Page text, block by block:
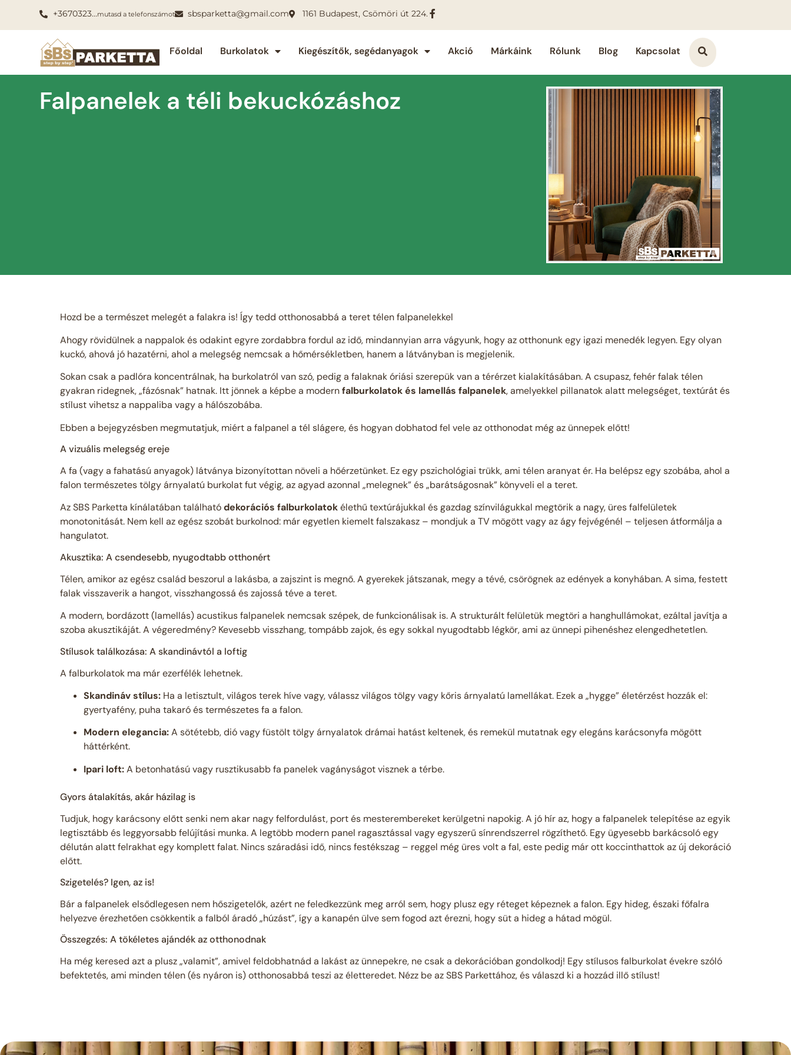
+3670323…mutasd a telefonszámot sbsparketta@gmail.com 1161 Budapest, Csömöri út 224.
Főoldal Burkolatok Kiegészítők, segédanyagok Akció Márkáink Rólunk Blog Kapcsolat
Falpanelek a téli bekuckózáshoz
Hozd be a természet melegét a falakra is! Így tedd otthonosabbá a teret télen falpanelekkel
Ahogy rövidülnek a nappalok és odakint egyre zordabbra fordul az idő, mindannyian arra vágyunk, hogy az otthonunk egy igazi menedék legyen. Egy olyan
kuckó, ahová jó hazatérni, ahol a melegség nemcsak a hőmérsékletben, hanem a látványban is megjelenik.
Sokan csak a padlóra koncentrálnak, ha burkolatról van szó, pedig a falaknak óriási szerepük van a térérzet kialakításában. A csupasz, fehér falak télen
gyakran ridegnek, „fázósnak” hatnak. Itt jönnek a képbe a modernfalburkolatok és lamellás falpanelek, amelyekkel pillanatok alatt melegséget, textúrát és
stílust vihetsz a nappaliba vagy a hálószobába.
Ebben a bejegyzésben megmutatjuk, miért a falpanel a tél slágere, és hogyan dobhatod fel vele az otthonodat még az ünnepek előtt!
A vizuális melegség ereje
A fa (vagy a fahatású anyagok) látványa bizonyítottan növeli a hőérzetünket. Ez egy pszichológiai trükk, ami télen aranyat ér. Ha belépsz egy szobába, ahol a
falon természetes tölgy árnyalatú burkolat fut végig, az agyad azonnal „melegnek” és „barátságosnak” könyveli el a teret.
Az SBS Parketta kínálatában találhatódekorációs falburkolatokélethű textúrájukkal és gazdag színvilágukkal megtörik a nagy, üres falfelületek
monotonitását. Nem kell az egész szobát burkolnod: már egyetlen kiemelt falszakasz – mondjuk a TV mögött vagy az ágy fejvégénél – teljesen átformálja a
hangulatot.
Akusztika: A csendesebb, nyugodtabb otthonért
Télen, amikor az egész család beszorul a lakásba, a zajszint is megnő. A gyerekek játszanak, megy a tévé, csörögnek az edények a konyhában. A sima, festett
falak visszaverik a hangot, visszhangossá és zajossá téve a teret.
A modern, bordázott (lamellás) acustikus falpanelek nemcsak szépek, de funkcionálisak is. A strukturált felületük megtöri a hanghullámokat, ezáltal javítja a
szoba akusztikáját. A végeredmény? Kevesebb visszhang, tompább zajok, és egy sokkal nyugodtabb légkör, ami az ünnepi pihenéshez elengedhetetlen.
Stílusok találkozása: A skandinávtól a loftig
A falburkolatok ma már ezerfélék lehetnek.
Skandináv stílus: Ha a letisztult, világos terek híve vagy, válassz világos tölgy vagy kőris árnyalatú lamellákat. Ezek a „hygge” életérzést hozzák el:
gyertyafény, puha takaró és természetes fa a falon.
Modern elegancia:A sötétebb, dió vagy füstölt tölgy árnyalatok drámai hatást keltenek, és remekül mutatnak egy elegáns karácsonyfa mögött
háttérként.
Ipari loft:A betonhatású vagy rusztikusabb fa panelek vagányságot visznek a térbe.
Gyors átalakítás, akár házilag is
Tudjuk, hogy karácsony előtt senki nem akar nagy felfordulást, port és mesterembereket kerülgetni napokig. A jó hír az, hogy a falpanelek telepítése az egyik
legtisztább és leggyorsabb felújítási munka. A legtöbb modern panel ragasztással vagy egyszerű sínrendszerrel rögzíthető. Egy ügyesebb barkácsoló egy
délután alatt felrakhat egy komplett falat. Nincs száradási idő, nincs festékszag – reggel még üres volt a fal, este pedig már ott koccinthattok az új dekoráció
előtt.
Szigetelés? Igen, az is!
Bár a falpanelek elsődlegesen nem hőszigetelők, azért ne feledkezzünk meg arról sem, hogy plusz egy réteget képeznek a falon. Egy hideg, északi főfalra
helyezve érezhetően csökkentik a falból áradó „húzást”, így a kanapén ülve sem fogod azt érezni, hogy süt a hideg a hátad mögül.
Összegzés: A tökéletes ajándék az otthonodnak
Ha még keresed azt a plusz „valamit”, amivel feldobhatnád a lakást az ünnepekre, ne csak a dekorációban gondolkodj! Egy stílusos falburkolat évekre szóló
befektetés, ami minden télen (és nyáron is) otthonosabbá teszi az életteredet. Nézz be az SBS Parkettához, és válaszd ki a hozzád illő stílust!